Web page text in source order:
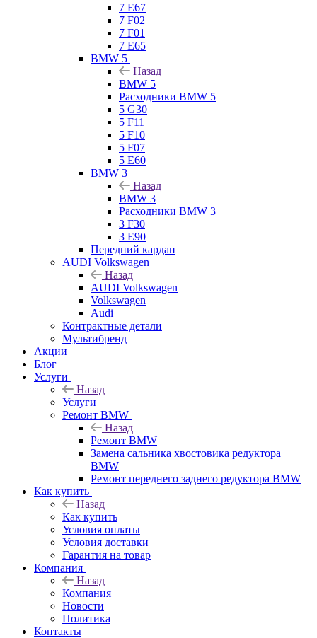
7 Е67
7 F02
7 F01
7 E65
BMW 5
Назад
BMW 5
Расходники BMW 5
5 G30
5 F11
5 F10
5 F07
5 E60
BMW 3
Назад
BMW 3
Расходники BMW 3
3 F30
3 E90
Передний кардан
AUDI Volkswagen
Назад
AUDI Volkswagen
Volkswagen
Audi
Контрактные детали
Мультибренд
Акции
Блог
Услуги
Назад
Услуги
Ремонт BMW
Назад
Ремонт BMW
Замена сальника хвостовика редуктора
BMW
Ремонт переднего заднего редуктора BMW
Как купить
Назад
Как купить
Условия оплаты
Условия доставки
Гарантия на товар
Компания
Назад
Компания
Новости
Политика
Контакты